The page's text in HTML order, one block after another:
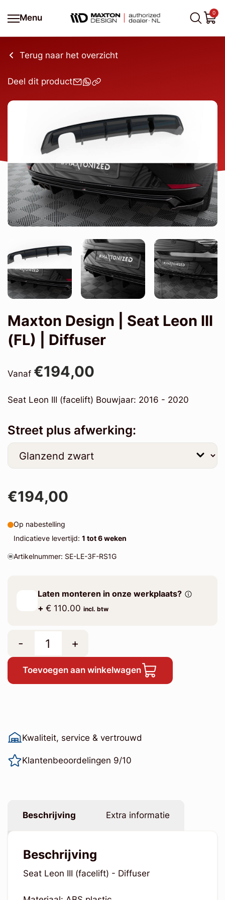
Menu
0
Terug naar het overzicht
Deel dit product
Maxton Design | Seat Leon III
(FL) | Diffuser
Vanaf €194,00
Seat Leon III (facelift) Bouwjaar: 2016 - 2020
Street plus afwerking:
€194,00
Op nabestelling
Indicatieve levertijd: 1 tot 6 weken
Artikelnummer: SE-LE-3F-RS1G
Laten monteren in onze werkplaats?
+ € 110.00 incl. btw
- +
Toevoegen aan winkelwagen
Kwaliteit, service & vertrouwd
Klantenbeoordelingen 9/10
Beschrijving Extra informatie
Beschrijving
Seat Leon III (facelift) - Diffuser